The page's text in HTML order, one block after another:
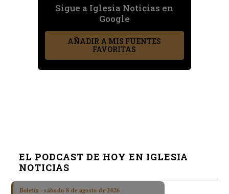
Sigue a Iglesia Noticias en
Google
AÑADIR A MIS FUENTES
FAVORITAS
EL PODCAST DE HOY EN IGLESIA
NOTICIAS
Boletín · sábado 8 de agosto de 2026